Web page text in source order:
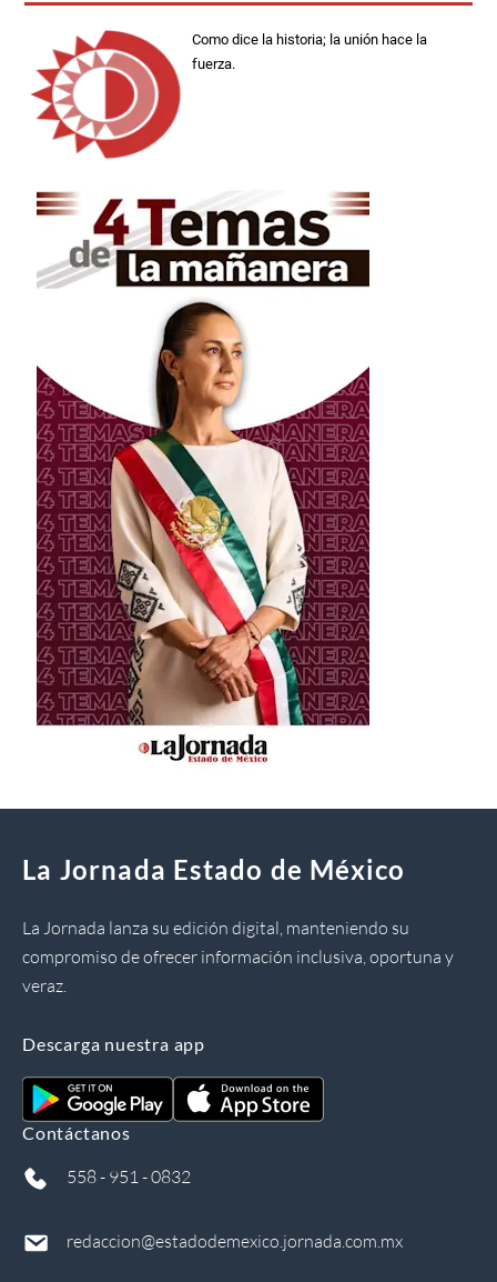
Como dice la historia; la unión hace la
fuerza.
La Jornada Estado de México
La Jornada lanza su edición digital, manteniendo su
compromiso de ofrecer información inclusiva, oportuna y
veraz.
Descarga nuestra app
Contáctanos
558 - 951 - 0832
redaccion@estadodemexico.jornada.com.mx